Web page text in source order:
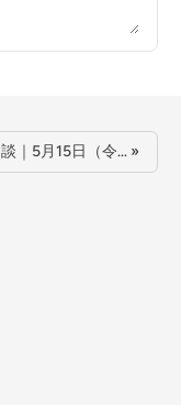
談｜5月15日（令… »